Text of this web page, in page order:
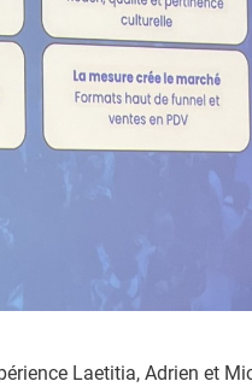
Laetitia, Adrien et